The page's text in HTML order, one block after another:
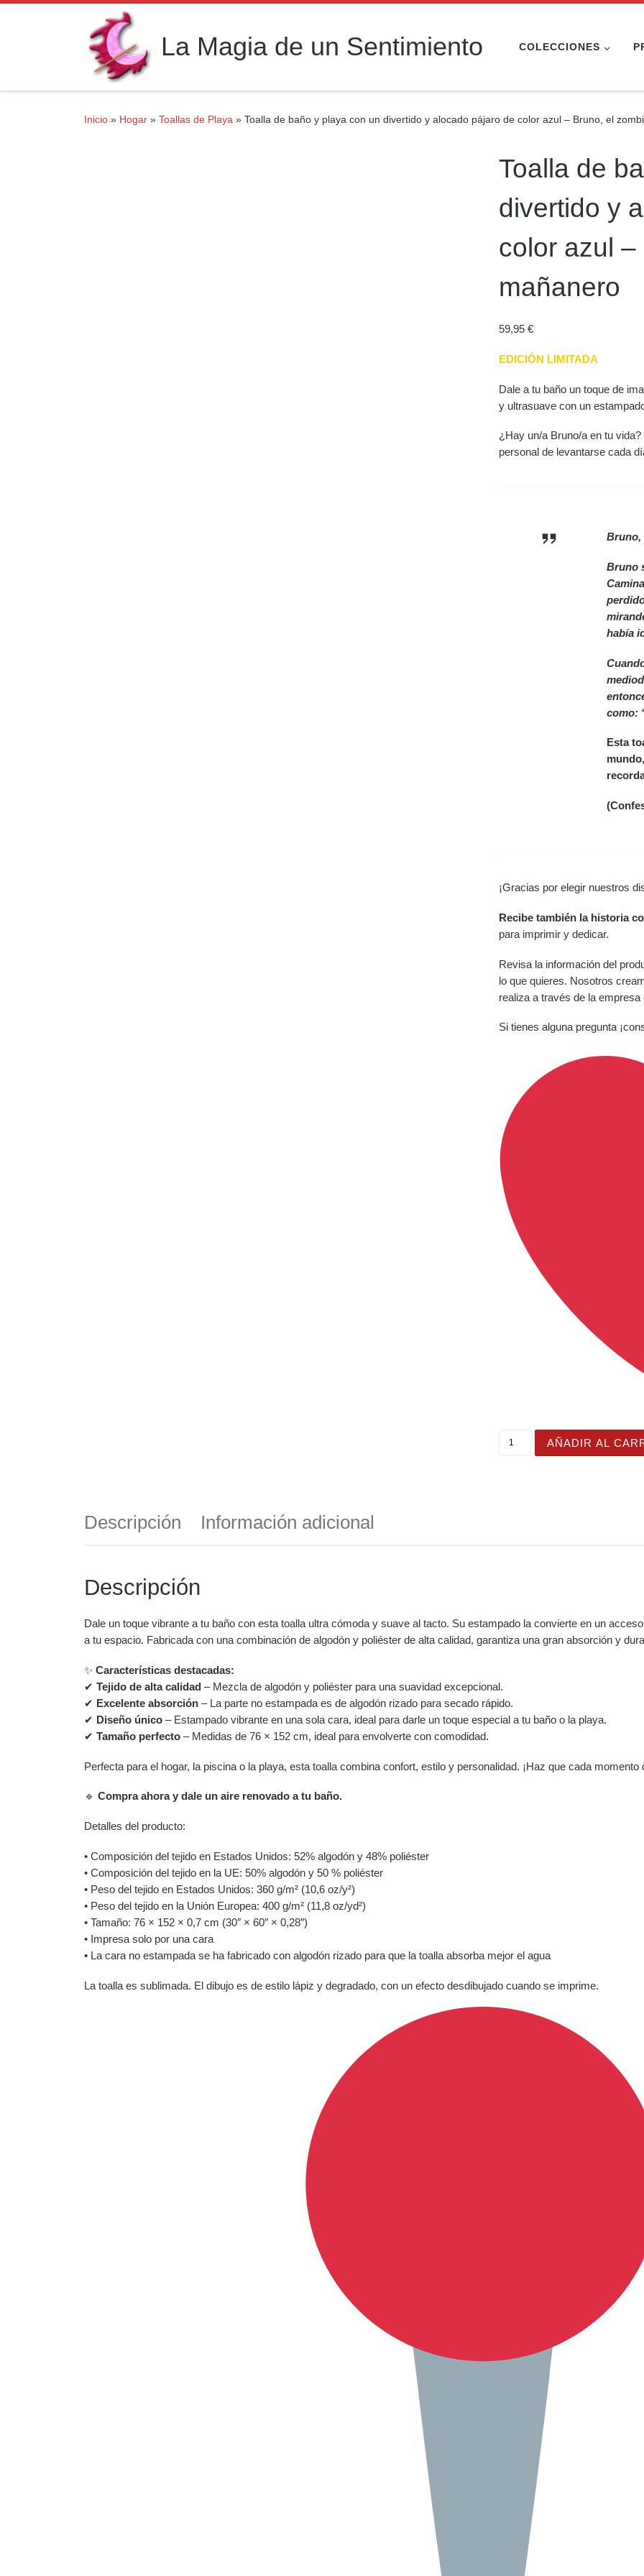
Saltar al contenido
La Magia de un Sentimiento COLECCIONES
Inicio » Hogar » Toallas de Playa » Toalla de baño y playa con un divertido y alocado pájaro de color azul – Bruno, el
Toalla de
divertido y
color azul
mañanero
59,95€
EDICIÓN LIMITADA
Dale a tu baño un toque de
y ultrasuave con un
¿Hay un/a Bruno/a en tu
personal de levantarse cada
Bruno,
Bruno
había
como:
Esta
¡Gracias por elegir nuestros
Recibe también la historia
para imprimir y dedicar.
Revisa la información del
lo que quieres. Nosotros
realiza a través de la
Si tienes alguna pregunta
Toalla de baño y playa
AÑADIR AL
Descripción Información adicional
Descripción
Dale un toque vibrante a tu baño con esta toalla ultra cómoda y suave al tacto. Su estampado la convierte en un
a tu espacio. Fabricada con una combinación de algodón y poliéster de alta calidad, garantiza una gran absorción y
✨ Características destacadas:
✔ Tejido de alta calidad – Mezcla de algodón y poliéster para una suavidad excepcional.
✔ Excelente absorción – La parte no estampada es de algodón rizado para secado rápido.
✔ Diseño único – Estampado vibrante en una sola cara, ideal para darle un toque especial a tu baño o la playa.
✔ Tamaño perfecto – Medidas de 76 × 152 cm, ideal para envolverte con comodidad.
Perfecta para el hogar, la piscina o la playa, esta toalla combina confort, estilo y personalidad. ¡Haz que cada
🔹 Compra ahora y dale un aire renovado a tu baño.
Detalles del producto:
• Composición del tejido en Estados Unidos: 52% algodón y 48% poliéster
• Composición del tejido en la UE: 50% algodón y 50 % poliéster
• Peso del tejido en Estados Unidos: 360 g/m² (10,6 oz/y²)
• Peso del tejido en la Unión Europea: 400 g/m² (11,8 oz/yd²)
• Tamaño: 76 × 152 × 0,7 cm (30″ × 60″ × 0,28″)
• Impresa solo por una cara
• La cara no estampada se ha fabricado con algodón rizado para que la toalla absorba mejor el agua
La toalla es sublimada. El dibujo es de estilo lápiz y degradado, con un efecto desdibujado cuando se imprime.